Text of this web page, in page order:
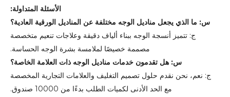
الأسئلة المتداولة:
س: ما الذي يجعل مناديل الوجه مختلفة عن المناديل الورقية العادية؟
ج: تتميز أنسجة الوجه ببناء ألياف دقيقة وعلاجات تنعيم متخصصة
مصممة خصيصًا لملامسة بشرة الوجه الحساسة.
س: هل تقدمون خدمات مناديل الوجه ذات العلامة الخاصة؟
ج: نعم، نحن نقدم حلول تصميم التغليف والعلامات التجارية المخصصة
مع الحد الأدنى لكميات الطلب بدءًا من 10000 صندوق.